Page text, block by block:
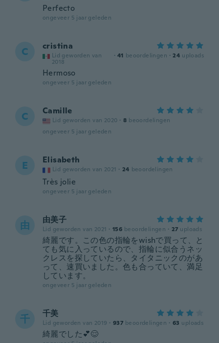
Perfecto
ongeveer 5 jaar geleden
C cristina
Lid geworden van
2018
· 41 beoordelingen · 24 uploads
Hermoso
ongeveer 5 jaar geleden
C Camille
Lid geworden van 2020 · 8 beoordelingen
ongeveer 5 jaar geleden
E Elisabeth
Lid geworden van 2021 · 24 beoordelingen
Très jolie
ongeveer 5 jaar geleden
由 由美子
Lid geworden van 2021 · 156 beoordelingen · 27 uploads
綺麗です。この色の指輪をwishで買って、と
ても気に入っているので、指輪に似合うネッ
クレスを探していたら、タイタニックのがあ
って、速買いました。色も合っていて、満足
しています。
ongeveer 5 jaar geleden
千 千美
Lid geworden van 2019 · 937 beoordelingen · 63 uploads
綺麗でした💕😌